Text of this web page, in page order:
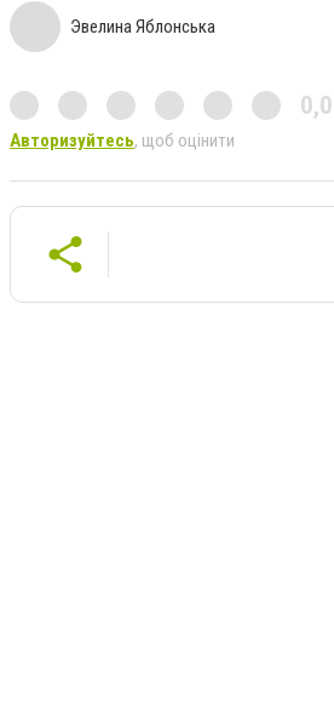
Эвелина Яблонська
0,0
Авторизуйтесь, щоб оцінити